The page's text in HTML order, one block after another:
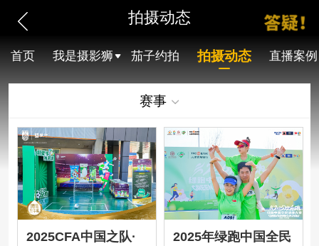
拍摄动态
首页 我是摄影狮 茄子约拍 拍摄动态 直播案例
赛事
2025CFA中国之队·
2025年绿跑中国全民